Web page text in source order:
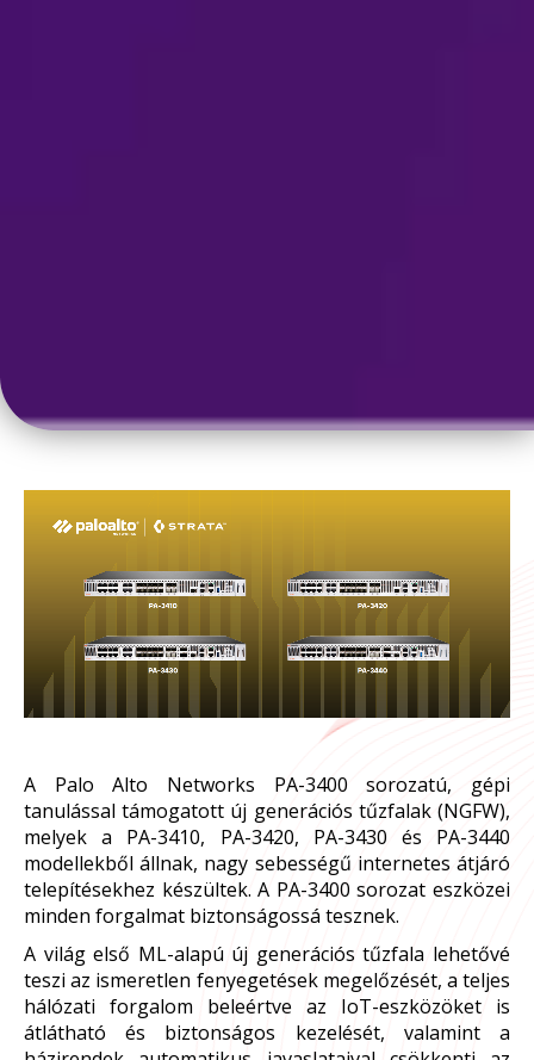
A Palo Alto Networks PA-3400 sorozatú, gépi
tanulással támogatott új generációs tűzfalak (NGFW),
melyek a PA-3410, PA-3420, PA-3430 és PA-3440
modellekből állnak, nagy sebességű internetes átjáró
telepítésekhez készültek. A PA-3400 sorozat eszközei
minden forgalmat biztonságossá tesznek.
A világ első ML-alapú új generációs tűzfala lehetővé
teszi az ismeretlen fenyegetések megelőzését, a teljes
hálózati forgalom beleértve az IoT-eszközöket is
átlátható és biztonságos kezelését, valamint a